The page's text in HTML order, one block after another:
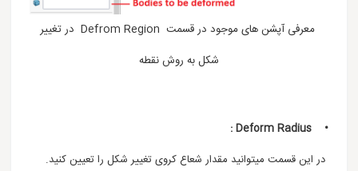
معرفی آپشن های موجود در قسمت Defrom Region در تغییر
شکل به روش نقطه
• Deform Radius :
در این قسمت میتوانید مقدار شعاع کروی تغییر شکل را تعیین کنید.